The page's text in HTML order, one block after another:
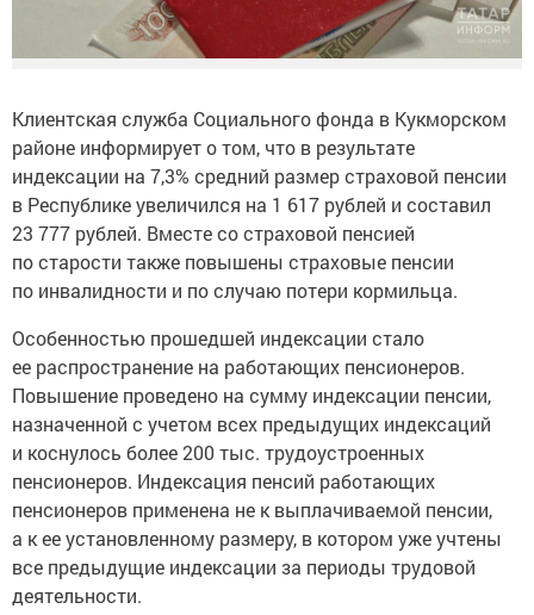
Клиентская служба Социального фонда в Кукморском
районе информирует о том, что в результате
индексации на 7,3% средний размер страховой пенсии
в Республике увеличился на 1 617 рублей и составил
23 777 рублей. Вместе со страховой пенсией
по старости также повышены страховые пенсии
по инвалидности и по случаю потери кормильца.
Особенностью прошедшей индексации стало
ее распространение на работающих пенсионеров.
Повышение проведено на сумму индексации пенсии,
назначенной с учетом всех предыдущих индексаций
и коснулось более 200 тыс. трудоустроенных
пенсионеров. Индексация пенсий работающих
пенсионеров применена не к выплачиваемой пенсии,
а к ее установленному размеру, в котором уже учтены
все предыдущие индексации за периоды трудовой
деятельности.